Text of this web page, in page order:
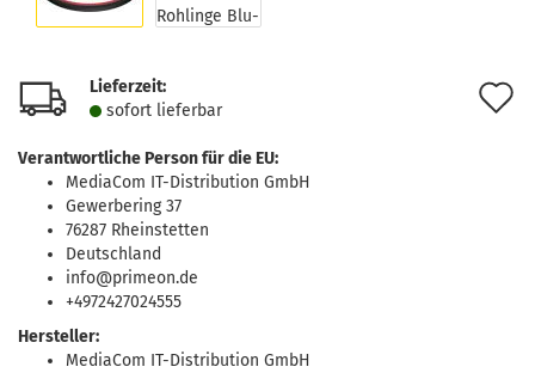
Lieferzeit:
sofort lie­fer­bar
Verantwortliche Person für die EU:
MediaCom IT-Distribution GmbH
Gewerbering 37
76287 Rheinstetten
Deutschland
info@primeon.de
+4972427024555
Hersteller:
MediaCom IT-Distribution GmbH